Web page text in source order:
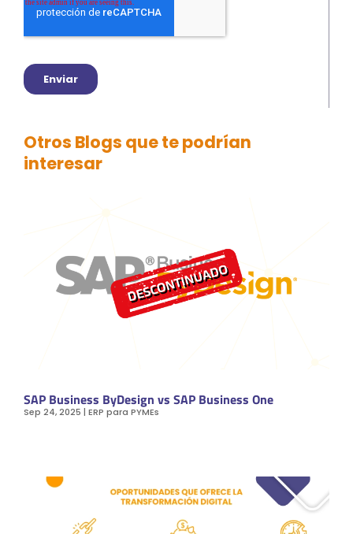
Otros Blogs que te podrían
interesar
SAP Business ByDesign vs SAP Business One
Sep 24, 2025 |ERP para PYMEs